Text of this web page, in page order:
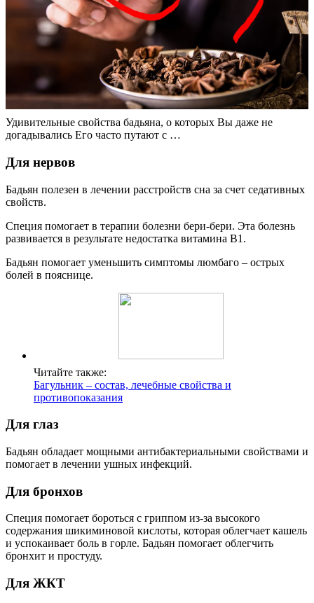
Удивительные свойства бадьяна, о которых Вы даже не
догадывались Его часто путают с …
Для нервов
Бадьян полезен в лечении расстройств сна за счет седативных
свойств.
Специя помогает в терапии болезни бери-бери. Эта болезнь
развивается в результате недостатка витамина В1.
Бадьян помогает уменьшить симптомы люмбаго – острых
болей в пояснице.
Читайте также:
Багульник – состав, лечебные свойства и
противопоказания
Для глаз
Бадьян обладает мощными антибактериальными свойствами и
помогает в лечении ушных инфекций.
Для бронхов
Специя помогает бороться с гриппом из-за высокого
содержания шикиминовой кислоты, которая облегчает кашель
и успокаивает боль в горле. Бадьян помогает облегчить
бронхит и простуду.
Для ЖКТ